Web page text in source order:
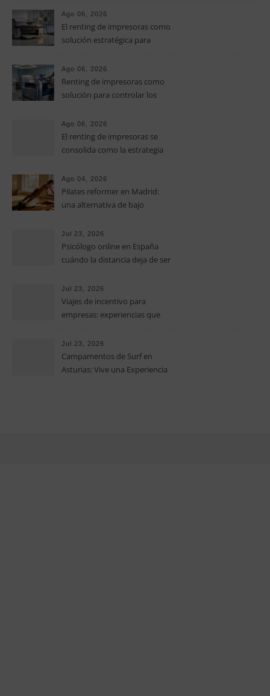
especialidad
Ago 06, 2026
El renting de impresoras como
solución estratégica para
pymes
Ago 06, 2026
Renting de impresoras como
solución para controlar los
pymes
Ago 06, 2026
El renting de impresoras se
consolida como la estrategia
operativos en las pequeñas y
medianas empresas
Ago 04, 2026
Pilates reformer en Madrid:
una alternativa de bajo
fuerza y movilidad
Jul 23, 2026
Psicólogo online en España
cuándo la distancia deja de ser
terapia
Jul 23, 2026
Viajes de incentivo para
empresas: experiencias que
la oficina
Jul 23, 2026
Campamentos de Surf en
Asturias: Vive una Experiencia